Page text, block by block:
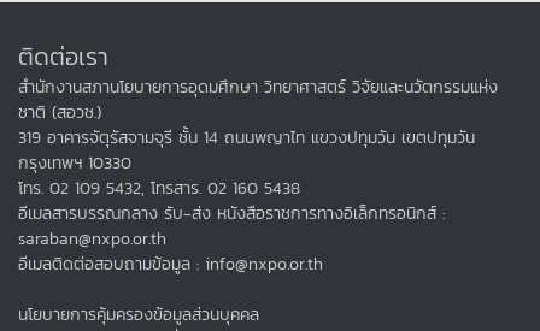
ติดต่อเรา
สำนักงานสภานโยบายการอุดมศึกษา วิทยาศาสตร์ วิจัยและนวัตกรรมแห่ง
ชาติ (สอวช.)
319 อาคารจัตุรัสจามจุรี ชั้น 14 ถนนพญาไท แขวงปทุมวัน เขตปทุมวัน
กรุงเทพฯ 10330
โทร. 02 109 5432, โทรสาร. 02 160 5438
อีเมลสารบรรณกลาง รับ-ส่ง หนังสือราชการทางอิเล็กทรอนิกส์ :
saraban@nxpo.or.th
อีเมลติดต่อสอบถามข้อมูล : info@nxpo.or.th
นโยบายการคุ้มครองข้อมูลส่วนบุคคล